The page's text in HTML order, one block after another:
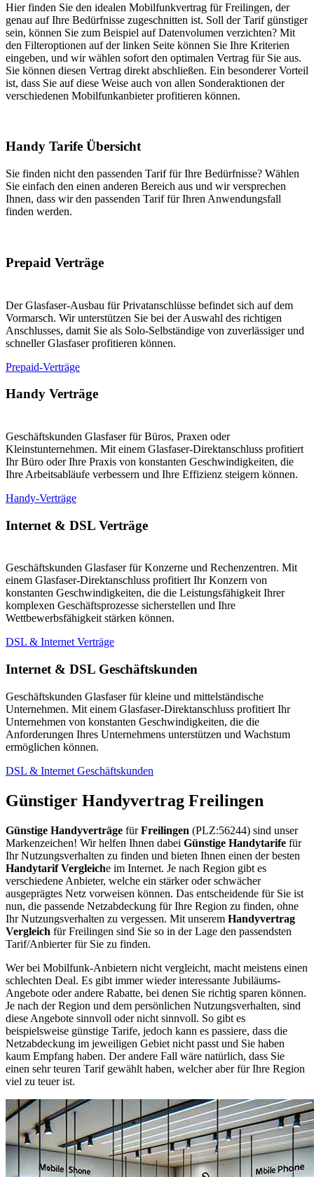
Hier finden Sie den idealen Mobilfunkvertrag für Freilingen, der
genau auf Ihre Bedürfnisse zugeschnitten ist. Soll der Tarif günstiger
sein, können Sie zum Beispiel auf Datenvolumen verzichten? Mit
den Filteroptionen auf der linken Seite können Sie Ihre Kriterien
eingeben, und wir wählen sofort den optimalen Vertrag für Sie aus.
Sie können diesen Vertrag direkt abschließen. Ein besonderer Vorteil
ist, dass Sie auf diese Weise auch von allen Sonderaktionen der
verschiedenen Mobilfunkanbieter profitieren können.
Handy Tarife Übersicht
Sie finden nicht den passenden Tarif für Ihre Bedürfnisse? Wählen
Sie einfach den einen anderen Bereich aus und wir versprechen
Ihnen, dass wir den passenden Tarif für Ihren Anwendungsfall
finden werden.
Prepaid Verträge
Der Glasfaser-Ausbau für Privatanschlüsse befindet sich auf dem
Vormarsch. Wir unterstützen Sie bei der Auswahl des richtigen
Anschlusses, damit Sie als Solo-Selbständige von zuverlässiger und
schneller Glasfaser profitieren können.
Prepaid-Verträge
Handy Verträge
Geschäftskunden Glasfaser für Büros, Praxen oder
Kleinstunternehmen. Mit einem Glasfaser-Direktanschluss profitiert
Ihr Büro oder Ihre Praxis von konstanten Geschwindigkeiten, die
Ihre Arbeitsabläufe verbessern und Ihre Effizienz steigern können.
Handy-Verträge
Internet & DSL Verträge
Geschäftskunden Glasfaser für Konzerne und Rechenzentren. Mit
einem Glasfaser-Direktanschluss profitiert Ihr Konzern von
konstanten Geschwindigkeiten, die die Leistungsfähigkeit Ihrer
komplexen Geschäftsprozesse sicherstellen und Ihre
Wettbewerbsfähigkeit stärken können.
DSL & Internet Verträge
Internet & DSL Geschäftskunden
Geschäftskunden Glasfaser für kleine und mittelständische
Unternehmen. Mit einem Glasfaser-Direktanschluss profitiert Ihr
Unternehmen von konstanten Geschwindigkeiten, die die
Anforderungen Ihres Unternehmens unterstützen und Wachstum
ermöglichen können.
DSL & Internet Geschäftskunden
Günstiger Handyvertrag Freilingen
Günstige Handyverträge fürFreilingen (PLZ:56244) sind unser
Markenzeichen! Wir helfen Ihnen dabei Günstige Handytarife für
Ihr Nutzungsverhalten zu finden und bieten Ihnen einen der besten
Handytarif Vergleiche im Internet. Je nach Region gibt es
verschiedene Anbieter, welche ein stärker oder schwächer
ausgeprägtes Netz vorweisen können. Das entscheidende für Sie ist
nun, die passende Netzabdeckung für Ihre Region zu finden, ohne
Ihr Nutzungsverhalten zu vergessen. Mit unserem Handyvertrag
Vergleich für Freilingen sind Sie so in der Lage den passendsten
Tarif/Anbierter für Sie zu finden.
Wer bei Mobilfunk-Anbietern nicht vergleicht, macht meistens einen
schlechten Deal. Es gibt immer wieder interessante Jubiläums-
Angebote oder andere Rabatte, bei denen Sie richtig sparen können.
Je nach der Region und dem persönlichen Nutzungsverhalten, sind
diese Angebote sinnvoll oder nicht sinnvoll. So gibt es
beispielsweise günstige Tarife, jedoch kann es passiere, dass die
Netzabdeckung im jeweiligen Gebiet nicht passt und Sie haben
kaum Empfang haben. Der andere Fall wäre natürlich, dass Sie
einen sehr teuren Tarif gewählt haben, welcher aber für Ihre Region
viel zu teuer ist.